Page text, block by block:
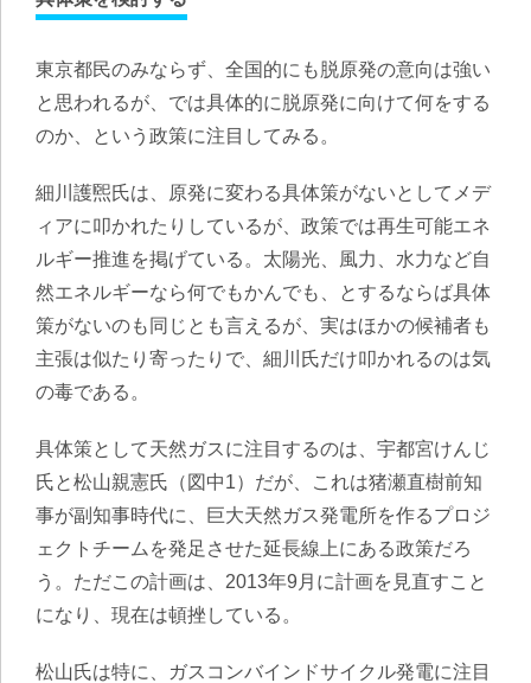
東京都民のみならず、全国的にも脱原発の意向は強い
と思われるが、では具体的に脱原発に向けて何をする
のか、という政策に注目してみる。
細川護煕氏は、原発に変わる具体策がないとしてメデ
ィアに叩かれたりしているが、政策では再生可能エネ
ルギー推進を掲げている。太陽光、風力、水力など自
然エネルギーなら何でもかんでも、とするならば具体
策がないのも同じとも言えるが、実はほかの候補者も
主張は似たり寄ったりで、細川氏だけ叩かれるのは気
の毒である。
具体策として天然ガスに注目するのは、宇都宮けんじ
氏と松山親憲氏（図中1）だが、これは猪瀬直樹前知
事が副知事時代に、巨大天然ガス発電所を作るプロジ
ェクトチームを発足させた延長線上にある政策だろ
う。ただこの計画は、2013年9月に計画を見直すこと
になり、現在は頓挫している。
松山氏は特に、ガスコンバインドサイクル発電に注目